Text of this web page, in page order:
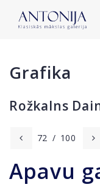
Grafika
Rožkalns
72 / 100
Apavu